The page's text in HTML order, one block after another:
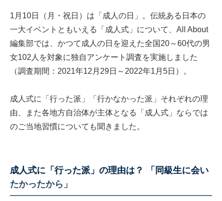
1月10日（月・祝日）は「成人の日」。伝統ある日本の
一大イベントともいえる「成人式」について、All About
編集部では、かつて成人の日を迎えた全国20～60代の男
女102人を対象に独自アンケート調査を実施しました
（調査期間：2021年12月29日～2022年1月5日）。
成人式に「行った派」「行かなかった派」それぞれの理
由、また各地方自治体が主体となる「成人式」ならでは
のご当地習慣についても聞きました。
成人式に「行った派」の理由は？ 「同級生に会い
たかったから」